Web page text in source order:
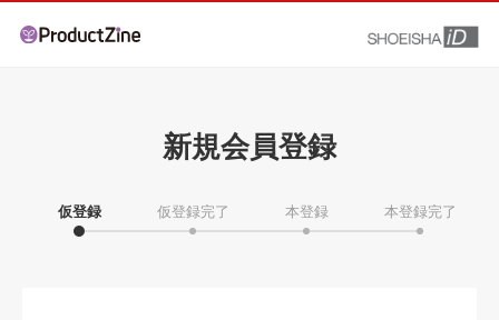
新規会員登録
仮登録 仮登録完了 本登録 本登録完了